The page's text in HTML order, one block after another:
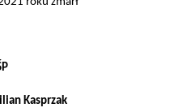
Kasprzak